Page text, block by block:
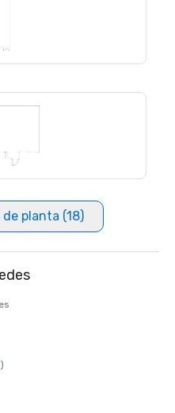
planta (18)